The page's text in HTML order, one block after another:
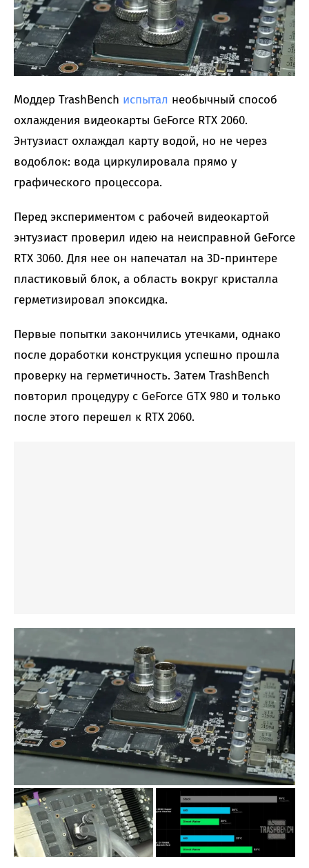
Моддер TrashBench испытал необычный способ
охлаждения видеокарты GeForce RTX 2060.
Энтузиаст охлаждал карту водой, но не через
водоблок: вода циркулировала прямо у
графического процессора.
Перед экспериментом с рабочей видеокартой
энтузиаст проверил идею на неисправной GeForce
RTX 3060. Для нее он напечатал на 3D-принтере
пластиковый блок, а область вокруг кристалла
герметизировал эпоксидка.
Первые попытки закончились утечками, однако
после доработки конструкция успешно прошла
проверку на герметичность. Затем TrashBench
повторил процедуру с GeForce GTX 980 и только
после этого перешел к RTX 2060.